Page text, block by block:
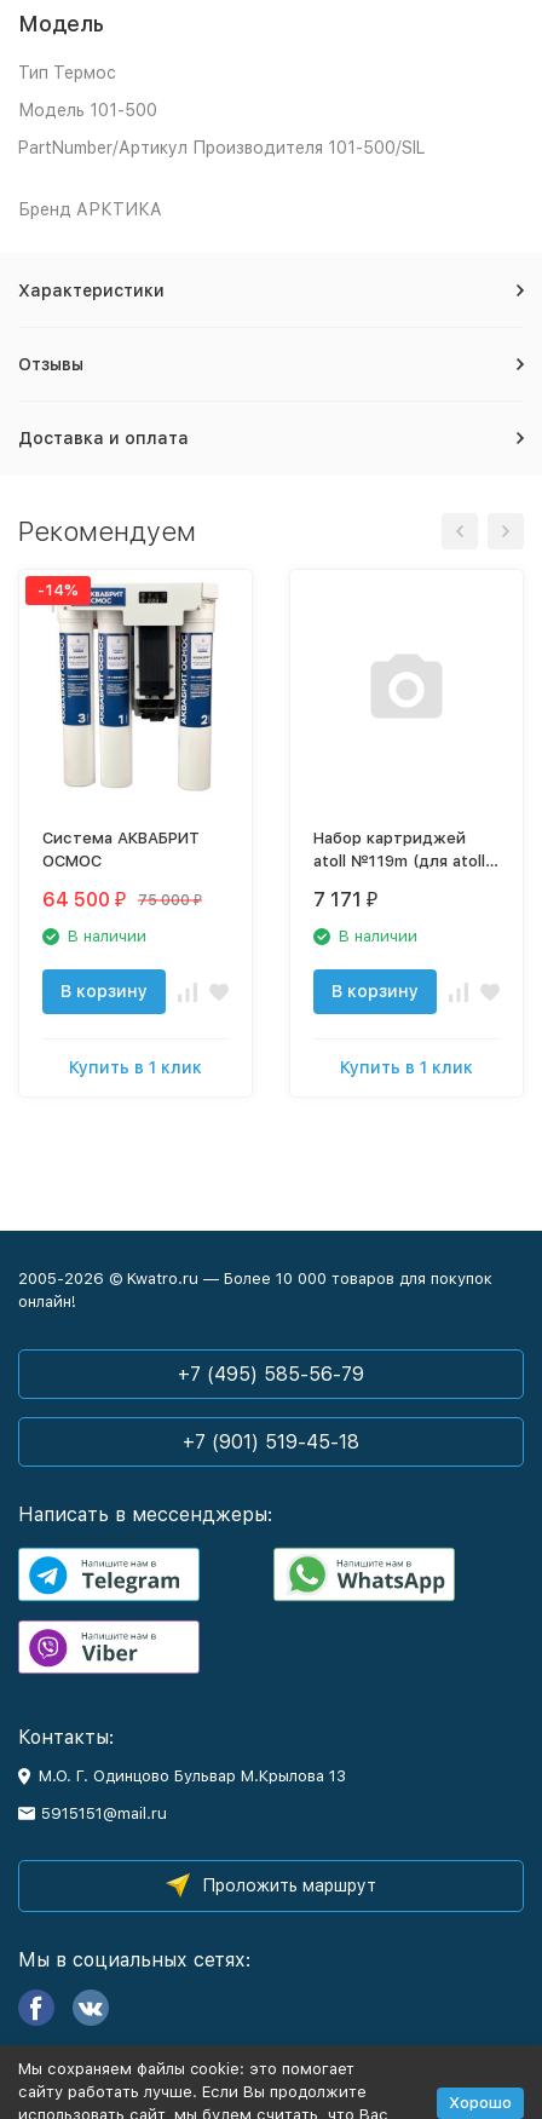
Модель
Тип Термос
Модель 101-500
PartNumber/Артикул Производителя 101-500/SIL
Бренд АРКТИКА
Характеристики
Отзывы
Доставка и оплата
Рекомендуем
-14%
Система АКВАБРИТ
ОСМОС
64 500 ₽ 75 000 ₽
В наличии
В корзину
Купить в 1 клик
Набор картриджей
atoll №119m (для atoll
7 171 ₽
В наличии
В корзину
Купить в 1 клик
2005-2026 © Kwatro.ru — Более 10 000 товаров для покупок
онлайн!
+7 (495) 585-56-79
+7 (901) 519-45-18
Написать в мессенджеры:
Контакты:
М.О. Г. Одинцово Бульвар М.Крылова 13
5915151@mail.ru
Проложить маршрут
Мы в социальных сетях:
Информация
Мы сохраняем файлы cookie: это помогает
сайту работать лучше. Если Вы продолжите
использовать сайт, мы будем считать, что Вас
Хорошо